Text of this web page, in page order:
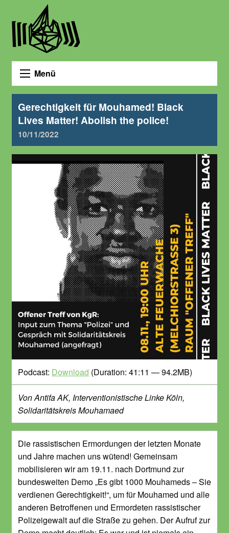
Menü
Gerechtigkeit für Mouhamed! Black
Lives Matter! Abolish the police!
10/11/2022
Podcast: Download (Duration: 41:11 — 94.2MB)
Von Antifa AK, Interventionistische Linke Köln,
Solidaritätskreis Mouhamaed
Die rassistischen Ermordungen der letzten Monate
und Jahre machen uns wütend! Gemeinsam
mobilisieren wir am 19.11. nach Dortmund zur
bundesweiten Demo „Es gibt 1000 Mouhameds – Sie
verdienen Gerechtigkeit!“, um für Mouhamed und alle
anderen Betroffenen und Ermordeten rassistischer
Polizeigewalt auf die Straße zu gehen. Der Aufruf zur